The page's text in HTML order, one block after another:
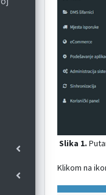
Slika 1.
Klikom na